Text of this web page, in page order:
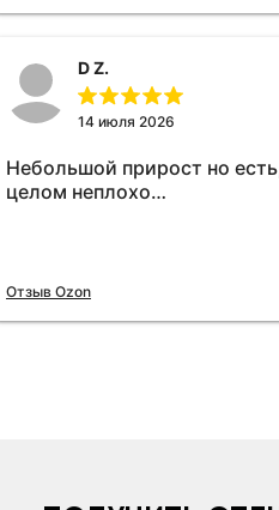
D Z.
14 июля 2026
Небольшой прирост но
целом неплохо…
Отзыв Ozon